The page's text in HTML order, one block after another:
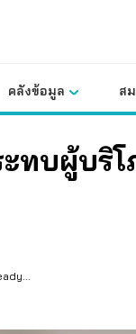
คลังข้อมูล ส
ทบผู้บริโ